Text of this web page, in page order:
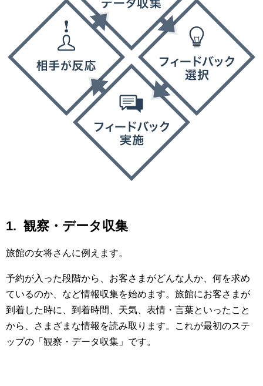
1. 観察・データ収集
旅館の女将さんに例えます。
予約が入った段階から、お客さまがどんな人か、何を求め
ているのか、など情報収集を始めます。旅館にお客さまが
到着した時に、到着時間、天気、表情・言葉といったこと
から、さまざまな情報を読み取ります。これが最初のステ
ップの「観察・データ収集」です。